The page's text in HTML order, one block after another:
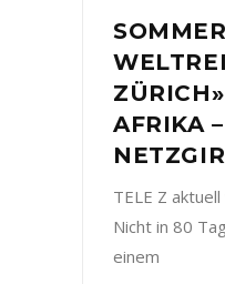
AFRIKA
TELE Z
Nicht in 80
einem